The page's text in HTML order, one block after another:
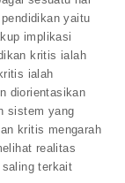
yaitu
implikasi
kritis ialah
ialah
diorientasikan
sistem yang
kritis mengarah
realitas
saling terkait